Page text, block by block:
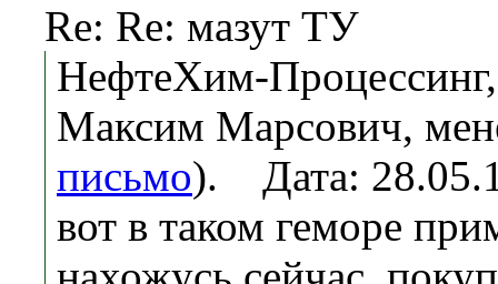
Re: Re: мазут ТУ
НефтеХим-
Максим Марсович,
письмо). Дата:
вот в таком геморе